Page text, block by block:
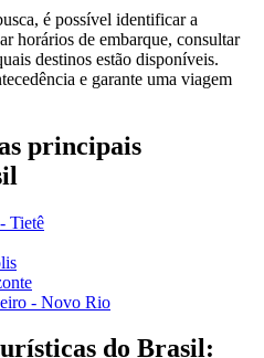
é possível identificar a
horários de embarque, consultar
destinos estão disponíveis.
e garante uma viagem
principais
Tietê
- Novo Rio
do Brasil: